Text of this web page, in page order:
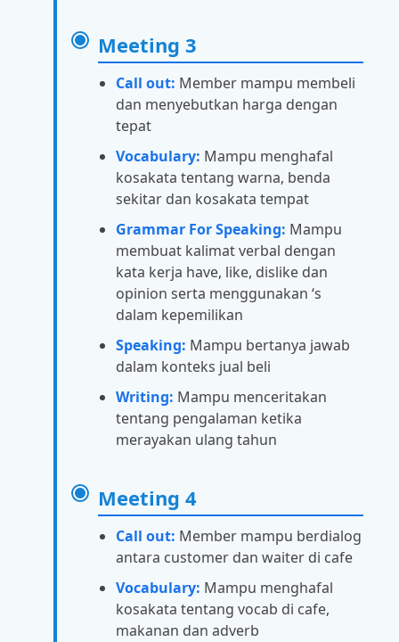
Meeting 3
Call out: Member mampu membeli
dan menyebutkan harga dengan
tepat
Vocabulary: Mampu menghafal
kosakata tentang warna, benda
sekitar dan kosakata tempat
Grammar For Speaking: Mampu
membuat kalimat verbal dengan
kata kerja have, like, dislike dan
opinion serta menggunakan ‘s
dalam kepemilikan
Speaking: Mampu bertanya jawab
dalam konteks jual beli
Writing: Mampu menceritakan
tentang pengalaman ketika
merayakan ulang tahun
Meeting 4
Call out: Member mampu berdialog
antara customer dan waiter di cafe
Vocabulary: Mampu menghafal
kosakata tentang vocab di cafe,
makanan dan adverb